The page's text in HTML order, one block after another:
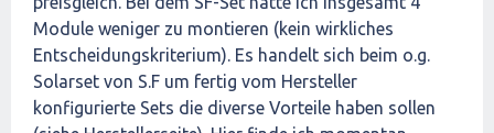
Module weniger zu montieren (kein wirkliches
Entscheidungskriterium). Es handelt sich beim o.g.
Solarset von S.F um fertig vom Hersteller
konfigurierte Sets die diverse Vorteile haben sollen